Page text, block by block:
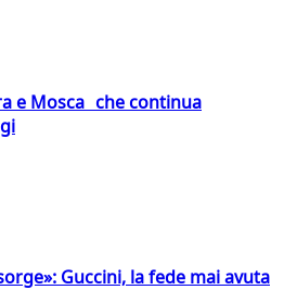
e Mosca che continua
Guccini, la fede mai avuta